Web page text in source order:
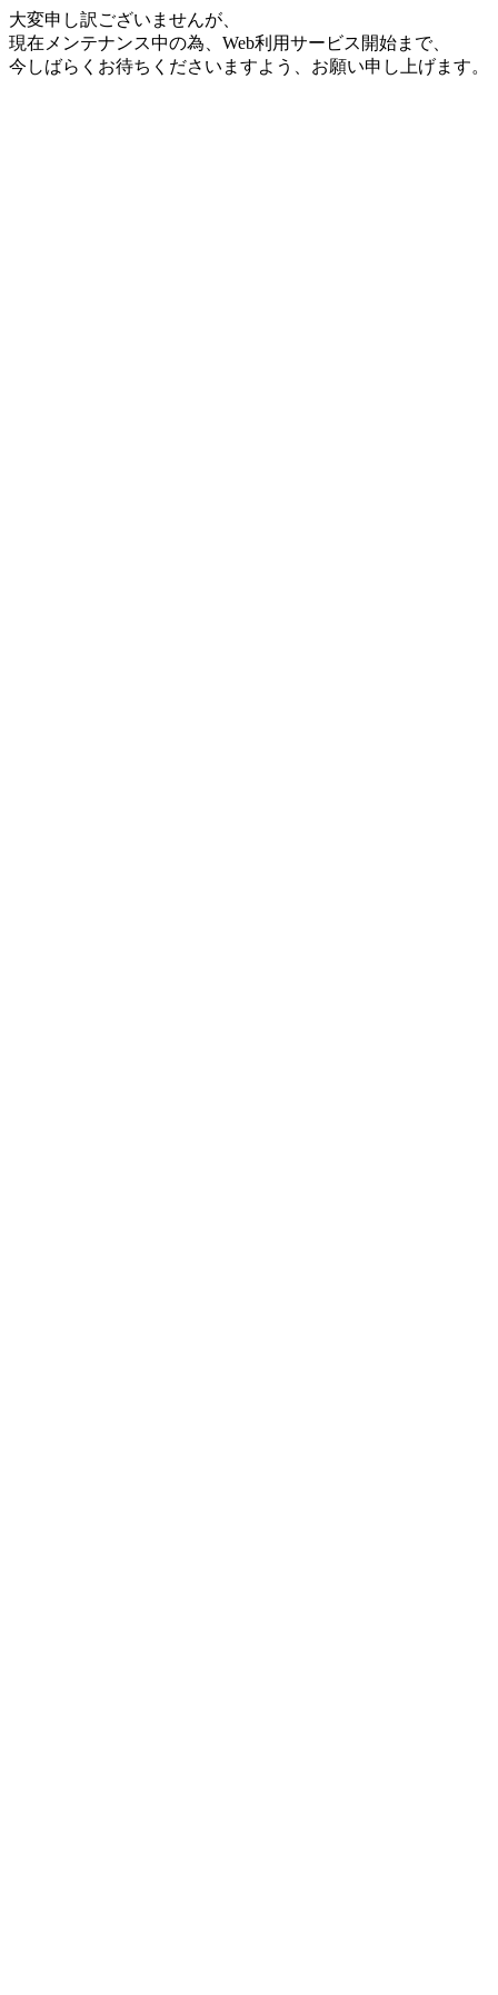
大変申し訳ございませんが、
現在メンテナンス中の為、Web利用サービス開始まで、
今しばらくお待ちくださいますよう、お願い申し上げます。